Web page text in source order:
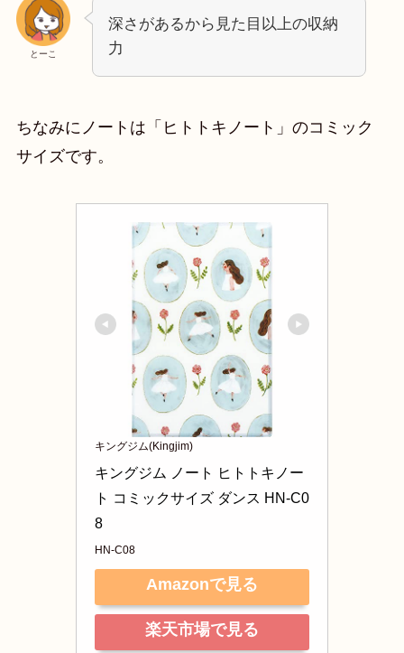
とーこ
深さがあるから見た目以上の収納
力
ちなみにノートは「ヒトトキノート」のコミック
サイズです。
キングジム(Kingjim)
キングジム ノート ヒトトキノー
ト コミックサイズ ダンス HN-C0
8
HN-C08
Amazonで見る
楽天市場で見る